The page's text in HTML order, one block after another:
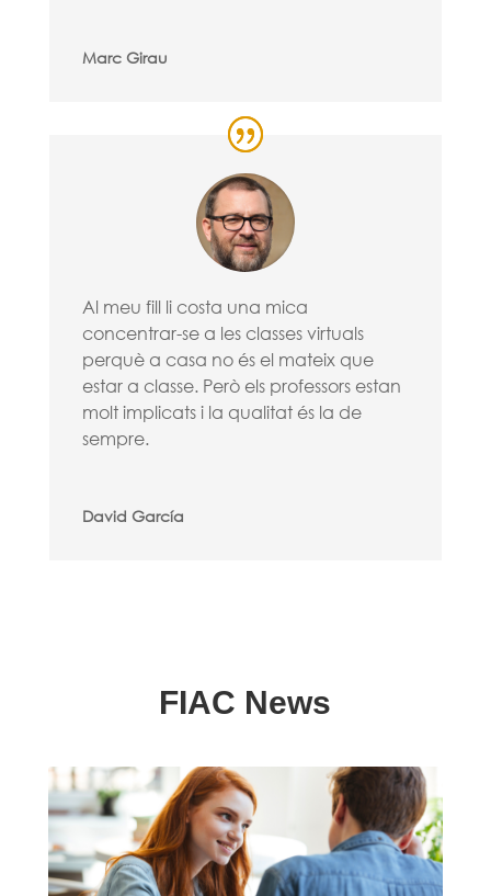
Marc Girau
Al meu fill li costa una mica
concentrar-se a les classes virtuals
perquè a casa no és el mateix que
estar a classe. Però els professors estan
molt implicats i la qualitat és la de
sempre.
David García
FIAC News